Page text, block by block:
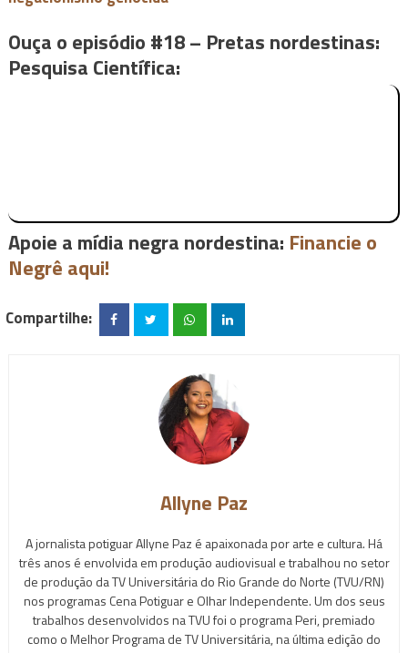
Ouça o episódio #18 – Pretas nordestinas:
Pesquisa Científica:
Apoie a mídia negra nordestina: Financie o
Negrê aqui!
Compartilhe:
Allyne Paz
A jornalista potiguar Allyne Paz é apaixonada por arte e cultura. Há
três anos é envolvida em produção audiovisual e trabalhou no setor
de produção da TV Universitária do Rio Grande do Norte (TVU/RN)
nos programas Cena Potiguar e Olhar Independente. Um dos seus
trabalhos desenvolvidos na TVU foi o programa Peri, premiado
como o Melhor Programa de TV Universitária, na última edição do